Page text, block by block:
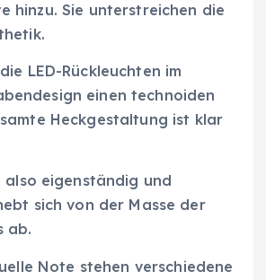
hinzu. Sie unterstreichen die
LED-Rückleuchten im
einen technoiden
Heckgestaltung ist klar
also eigenständig und
sich von der Masse der
ab.
Note stehen verschiedene